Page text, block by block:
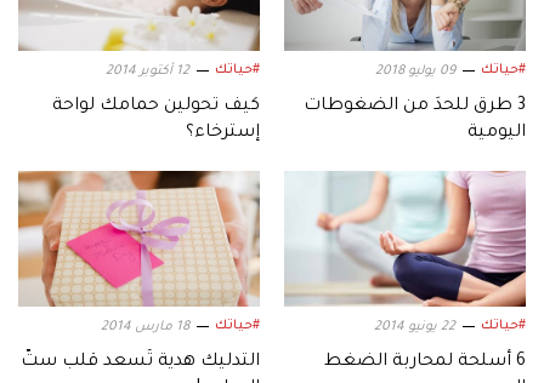
#حياتك 09 يوليو 2018
3 طرق للحدَ من الضغوطات
اليومية
#حياتك 12 أكتوبر 2014
كيف تحولين حمامك لواحة
إسترخاء؟
#حياتك 22 يونيو 2014
6 أسلحة لمحاربة الضغط
#حياتك 18 مارس 2014
التدليك هدية تُسعد قلب ستّ